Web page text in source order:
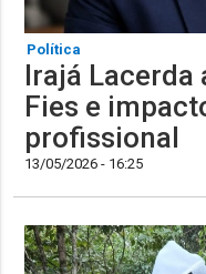
Política
Irajá Lacerda
Fies e
profissional
13/05/2026 - 16:25